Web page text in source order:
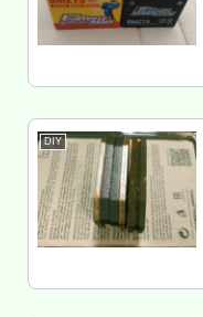
DIY